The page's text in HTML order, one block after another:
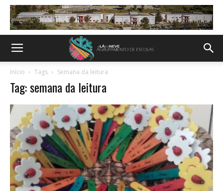
Início Tags Semana da leitura
Tag: semana da leitura